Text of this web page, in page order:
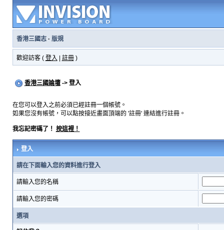
香港三國志· 版規
歡迎訪客 ( 登入 註冊)
香港三國論壇-> 登入
在您可以登入之前必須已經註冊一個帳號。
如果您沒有帳號，可以點按接近畫面頂端的 '註冊' 連結進行註冊。
我忘記密碼了！ 按這裡！
登入
請在下面輸入您的資料進行登入
請輸入您的名稱
請輸入您的密碼
選項